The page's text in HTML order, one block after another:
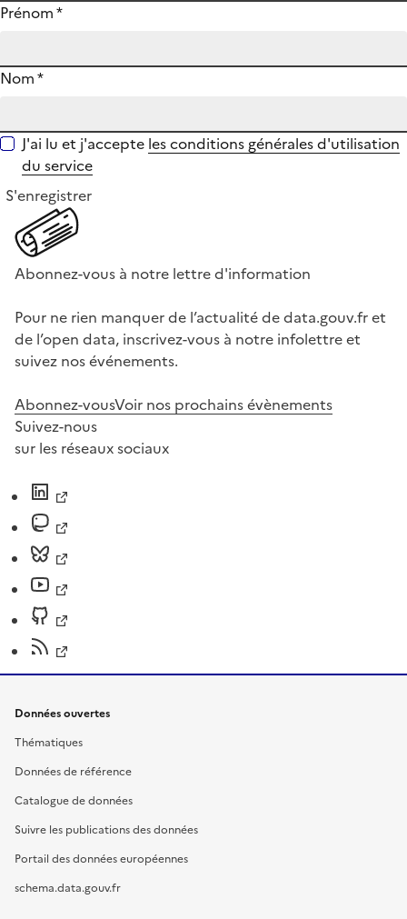
Prénom*
Nom*
J'ai lu et j'accepte les conditions générales d'utilisation
du service
S'enregistrer
Abonnez-vous à notre lettre d'information
Pour ne rien manquer de l’actualité de data.gouv.fr et
de l’open data, inscrivez-vous à notre infolettre et
suivez nos événements.
Abonnez-vousVoir nos prochains évènements
Suivez-nous
sur les réseaux sociaux
Données ouvertes
Thématiques
Données de référence
Catalogue de données
Suivre les publications des données
Portail des données européennes
schema.data.gouv.fr